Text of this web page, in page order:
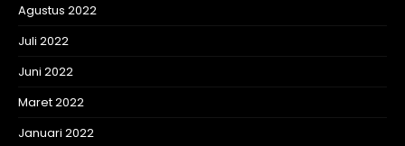
Agustus 2022
Juli 2022
Juni 2022
Maret 2022
Januari 2022